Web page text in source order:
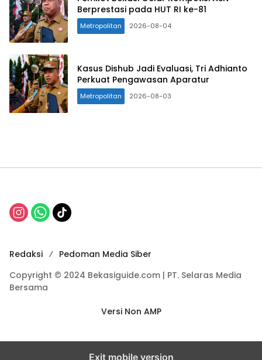
Berprestasi pada HUT RI ke-81
Metropolitan 2026-08-04
Kasus Dishub Jadi Evaluasi, Tri Adhianto
Perkuat Pengawasan Aparatur
Metropolitan 2026-08-03
Redaksi
Pedoman Media Siber
Copyright © 2024 Bekasiguide.com | PT. Selaras Media
Bersama
Versi Non AMP
Exit mobile version